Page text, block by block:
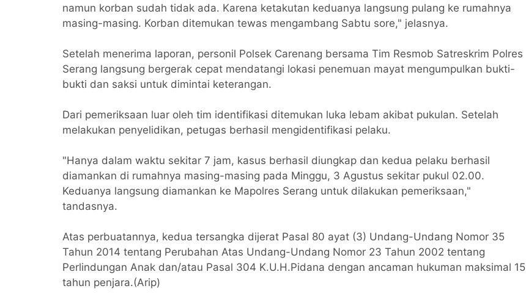
namun korban sudah tidak ada. Karena ketakutan keduanya langsung pulang ke rumahnya
masing-masing. Korban ditemukan tewas mengambang Sabtu sore," jelasnya.
Setelah menerima laporan, personil Polsek Carenang bersama Tim Resmob Satreskrim Polres
Serang langsung bergerak cepat mendatangi lokasi penemuan mayat mengumpulkan bukti-
bukti dan saksi untuk dimintai keterangan.
Dari pemeriksaan luar oleh tim identifikasi ditemukan luka lebam akibat pukulan. Setelah
melakukan penyelidikan, petugas berhasil mengidentifikasi pelaku.
"Hanya dalam waktu sekitar 7 jam, kasus berhasil diungkap dan kedua pelaku berhasil
diamankan di rumahnya masing-masing pada Minggu, 3 Agustus sekitar pukul 02.00.
Keduanya langsung diamankan ke Mapolres Serang untuk dilakukan pemeriksaan,"
tandasnya.
Atas perbuatannya, kedua tersangka dijerat Pasal 80 ayat (3) Undang-Undang Nomor 35
Tahun 2014 tentang Perubahan Atas Undang-Undang Nomor 23 Tahun 2002 tentang
Perlindungan Anak dan/atau Pasal 304 K.U.H.Pidana dengan ancaman hukuman maksimal 15
tahun penjara.(Arip)